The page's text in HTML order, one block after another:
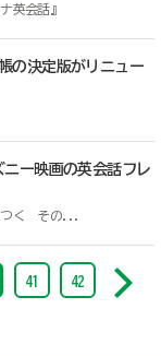
英会話』
の決定版がリニュー
ー映画の英会話フレ
つく その...
41 42